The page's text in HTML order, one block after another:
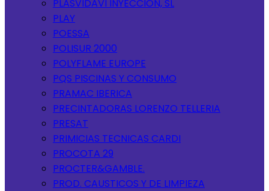
PLASVIDAVI INYECCION, SL
PLAY
POESSA
POLISUR 2000
POLYFLAME EUROPE
PQS PISCINAS Y CONSUMO
PRAMAC IBERICA
PRECINTADORAS LORENZO TELLERIA
PRESAT
PRIMICIAS TECNICAS CARDI
PROCOTA 29
PROCTER&GAMBLE.
PROD. CAUSTICOS Y DE LIMPIEZA